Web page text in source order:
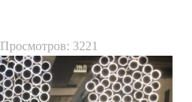
Просмотров: 3221